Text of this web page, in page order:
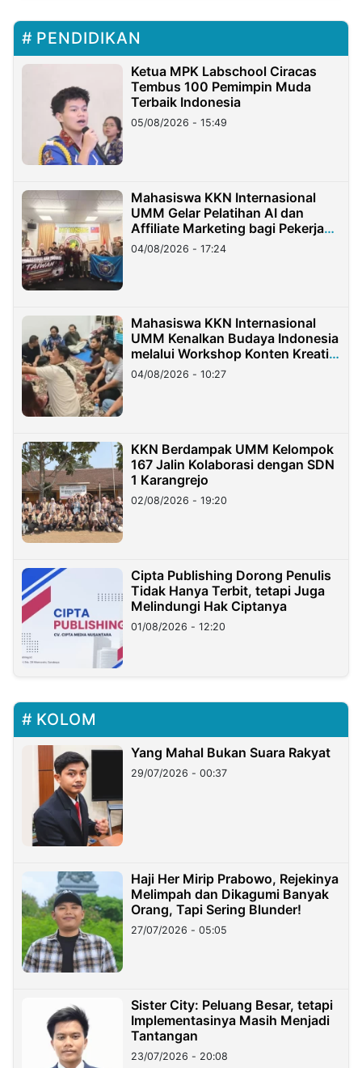
PENDIDIKAN
Ketua MPK Labschool Ciracas
Tembus 100 Pemimpin Muda
Terbaik Indonesia
05/08/2026 - 15:49
Mahasiswa KKN Internasional
UMM Gelar Pelatihan AI dan
Affiliate Marketing bagi Pekerja
Migran Indonesia di Taiwan
04/08/2026 - 17:24
Mahasiswa KKN Internasional
UMM Kenalkan Budaya Indonesia
melalui Workshop Konten Kreatif
di Taiwan
04/08/2026 - 10:27
KKN Berdampak UMM Kelompok
167 Jalin Kolaborasi dengan SDN
1 Karangrejo
02/08/2026 - 19:20
Cipta Publishing Dorong Penulis
Tidak Hanya Terbit, tetapi Juga
Melindungi Hak Ciptanya
01/08/2026 - 12:20
KOLOM
Yang Mahal Bukan Suara Rakyat
29/07/2026 - 00:37
Haji Her Mirip Prabowo, Rejekinya
Melimpah dan Dikagumi Banyak
Orang, Tapi Sering Blunder!
27/07/2026 - 05:05
Sister City: Peluang Besar, tetapi
Implementasinya Masih Menjadi
Tantangan
23/07/2026 - 20:08